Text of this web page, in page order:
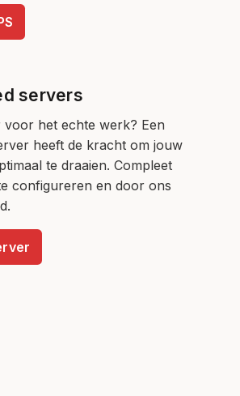
servers
voor het echte werk? Een
heeft de kracht om jouw
te draaien. Compleet
configureren en door ons